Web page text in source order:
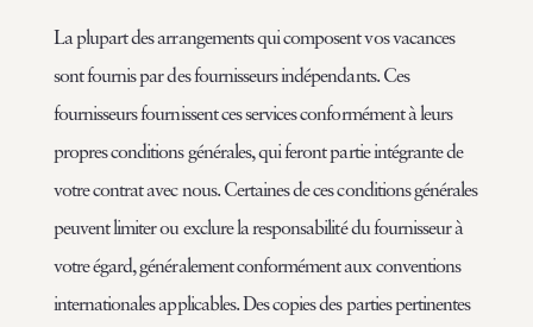
La plupart des arrangements qui composent vos vacances
sont fournis par des fournisseurs indépendants. Ces
fournisseurs fournissent ces services conformément à leurs
propres conditions générales, qui feront partie intégrante de
votre contrat avec nous. Certaines de ces conditions générales
peuvent limiter ou exclure la responsabilité du fournisseur à
votre égard, généralement conformément aux conventions
internationales applicables. Des copies des parties pertinentes